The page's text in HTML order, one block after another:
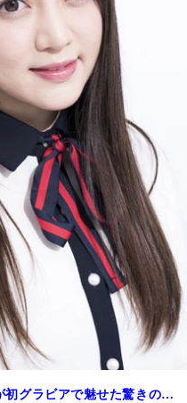
初グラビアで魅せた驚きの…